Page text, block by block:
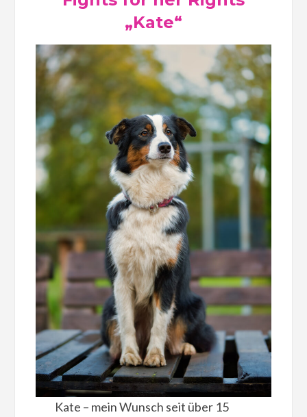
„Kate“
Kate – mein Wunsch seit über 15